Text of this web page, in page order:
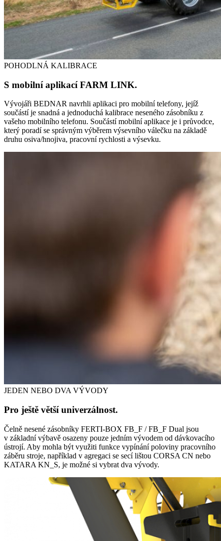
POHODLNÁ KALIBRACE
S mobilní aplikací FARM LINK.
Vývojáři BEDNAR navrhli aplikaci pro mobilní telefony, jejíž
součástí je snadná a jednoduchá kalibrace neseného zásobníku z
vašeho mobilního telefonu. Součástí mobilní aplikace je i průvodce,
který poradí se správným výběrem výsevního válečku na základě
druhu osiva/hnojiva, pracovní rychlosti a výsevku.
JEDEN NEBO DVA VÝVODY
Pro ještě větší univerzálnost.
Čelně nesené zásobníky FERTI-BOX FB_F / FB_F Dual jsou
v základní výbavě osazeny pouze jedním vývodem od dávkovacího
ústrojí. Aby mohla být využiti funkce vypínání poloviny pracovního
záběru stroje, například v agregaci se secí lištou CORSA CN nebo
KATARA KN_S, je možné si vybrat dva vývody.